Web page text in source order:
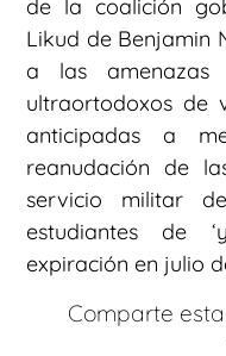
de la coalición
Likud de Benjamin
a las amenazas
ultraortodoxos de
anticipadas a
reanudación de
servicio militar
estudiantes de
expiración en julio
Comparte